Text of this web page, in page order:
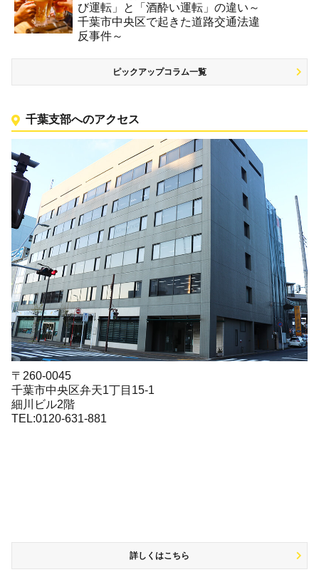
び運転」と「酒酔い運転」の違い～
千葉市中央区で起きた道路交通法違
反事件～
ピックアップコラム一覧
千葉支部へのアクセス
〒260-0045
千葉市中央区弁天1丁目15-1
細川ビル2階
TEL:0120-631-881
詳しくはこちら